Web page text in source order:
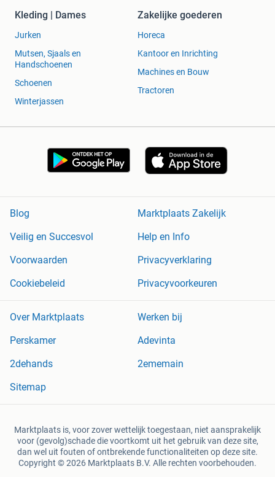
Kleding | Dames
Jurken
Mutsen, Sjaals en
Handschoenen
Schoenen
Winterjassen
Zakelijke goederen
Horeca
Kantoor en Inrichting
Machines en Bouw
Tractoren
Blog
Marktplaats Zakelijk
Veilig en Succesvol
Help en Info
Voorwaarden
Privacyverklaring
Cookiebeleid
Privacyvoorkeuren
Over Marktplaats
Werken bij
Perskamer
Adevinta
2dehands
2ememain
Sitemap
Marktplaats is, voor zover wettelijk toegestaan, niet aansprakelijk
voor (gevolg)schade die voortkomt uit het gebruik van deze site,
dan wel uit fouten of ontbrekende functionaliteiten op deze site.
Copyright © 2026 Marktplaats B.V. Alle rechten voorbehouden.